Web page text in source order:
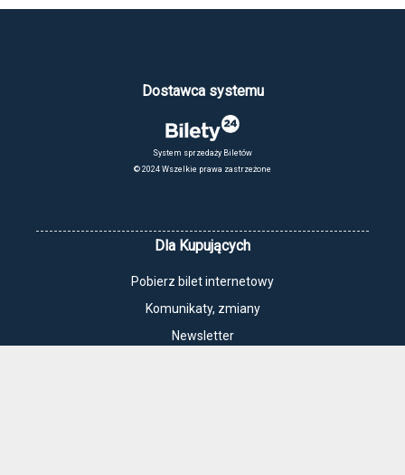
Dostawca systemu
System sprzedaży Biletów
© 2024 Wszelkie prawa zastrzeżone
Dla Kupujących
Pobierz bilet internetowy
Komunikaty, zmiany
Newsletter